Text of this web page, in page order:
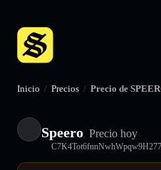
Inicio / Precios / Precio de
Speero Precio hoy